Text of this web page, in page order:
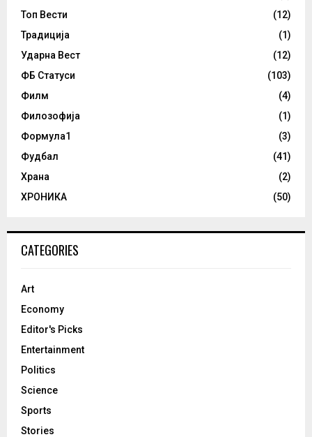
Топ Вести
(12)
Традиција
(1)
Ударна Вест
(12)
ФБ Статуси
(103)
Филм
(4)
Филозофија
(1)
Формула1
(3)
Фудбал
(41)
Храна
(2)
ХРОНИКА
(50)
CATEGORIES
Art
Economy
Editor's Picks
Entertainment
Politics
Science
Sports
Stories